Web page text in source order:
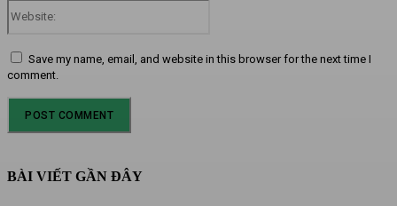
Save my name, email, and website in this browser for the next time I
comment.
BÀI VIẾT GẦN ĐÂY